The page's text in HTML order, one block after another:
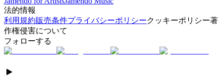
法的情報
利用規約販売条件プライバシーポリシークッキーポリシー著
作権侵害について
フォローする